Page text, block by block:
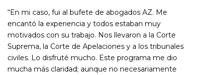
“En mi caso, fui al bufete de abogados AZ. Me
encantó la experiencia y todos estaban muy
motivados con su trabajo. Nos llevaron a la Corte
Suprema, la Corte de Apelaciones y a los tribunales
civiles. Lo disfruté mucho. Este programa me dio
mucha más claridad; aunque no necesariamente